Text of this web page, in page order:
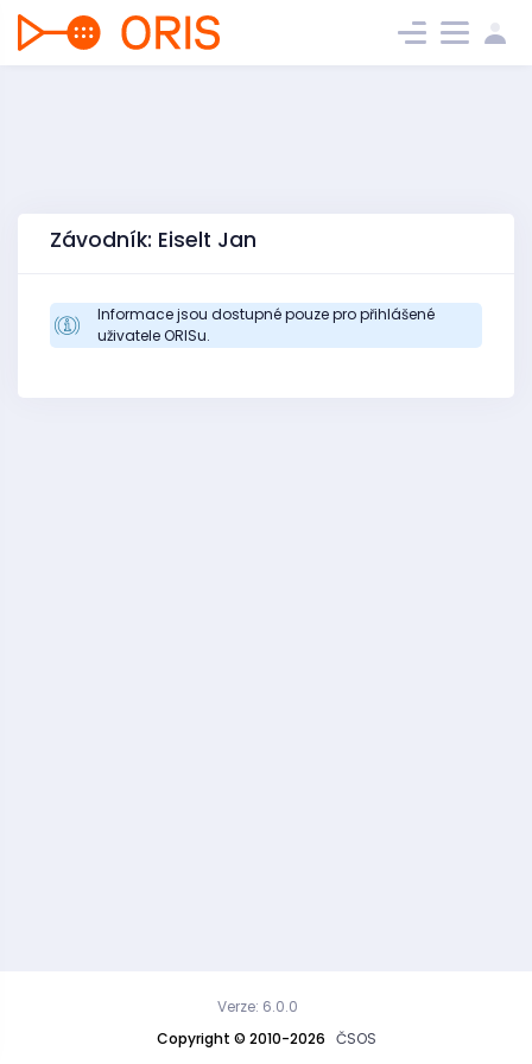
Závodník: Eiselt Jan
Informace jsou dostupné pouze pro přihlášené
uživatele ORISu.
Copyright © 2010-2026 ČSOS
Verze: 6.0.0